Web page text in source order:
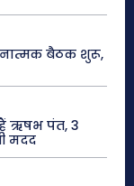
बैठक शुरू,
ऋषभ पंत, 3
मदद